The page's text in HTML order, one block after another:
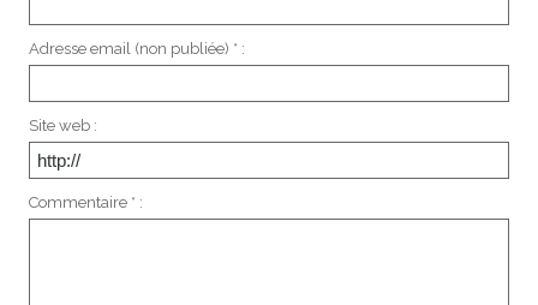
Adresse email (non publiée) * :
Site web :
Commentaire * :